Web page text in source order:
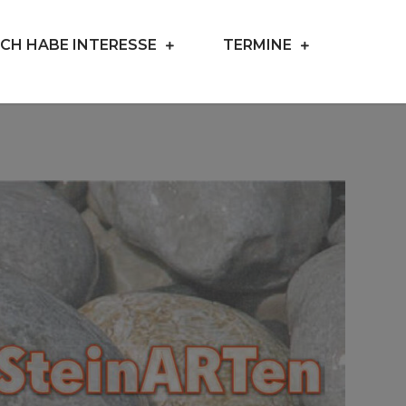
HABE INTERESSE TERMINE